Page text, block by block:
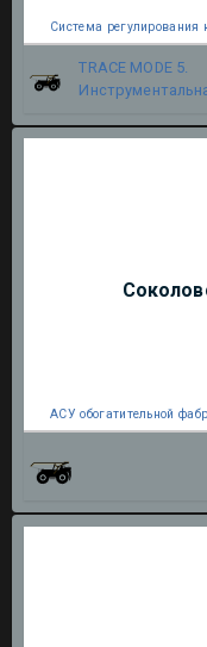
Система регулирования
TRACE MODE 5.
АСУ обогатительной